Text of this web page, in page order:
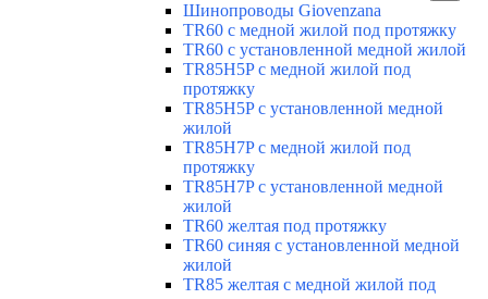
Шинопроводы Giovenzana
TR60 с медной жилой под протяжку
TR60 с установленной медной жилой
TR85H5P с медной жилой под
протяжку
TR85H5P с установленной медной
жилой
TR85H7P с медной жилой под
протяжку
TR85H7P с установленной медной
жилой
TR60 желтая под протяжку
TR60 синяя с установленной медной
жилой
TR85 желтая с медной жилой под